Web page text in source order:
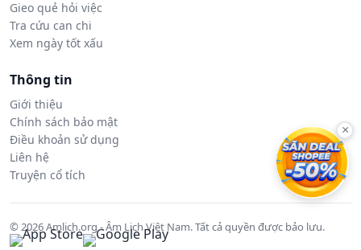
Gieo quẻ hỏi việc
Tra cứu can chi
Xem ngày tốt xấu
Thông tin
Giới thiệu
Chính sách bảo mật
Điều khoản sử dụng
Liên hệ
Truyện cổ tích
© 2026 Amlich.org - Âm Lịch Việt Nam. Tất cả quyền được bảo lưu.
×